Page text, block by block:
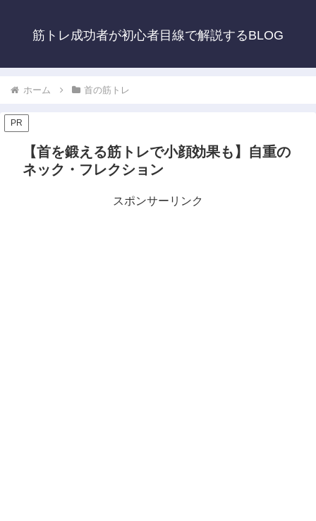
筋トレ成功者が初心者目線で解説するBLOG
ホーム 首の筋トレ
PR
【首を鍛える筋トレで小顔効果も】自重の
ネック・フレクション
スポンサーリンク